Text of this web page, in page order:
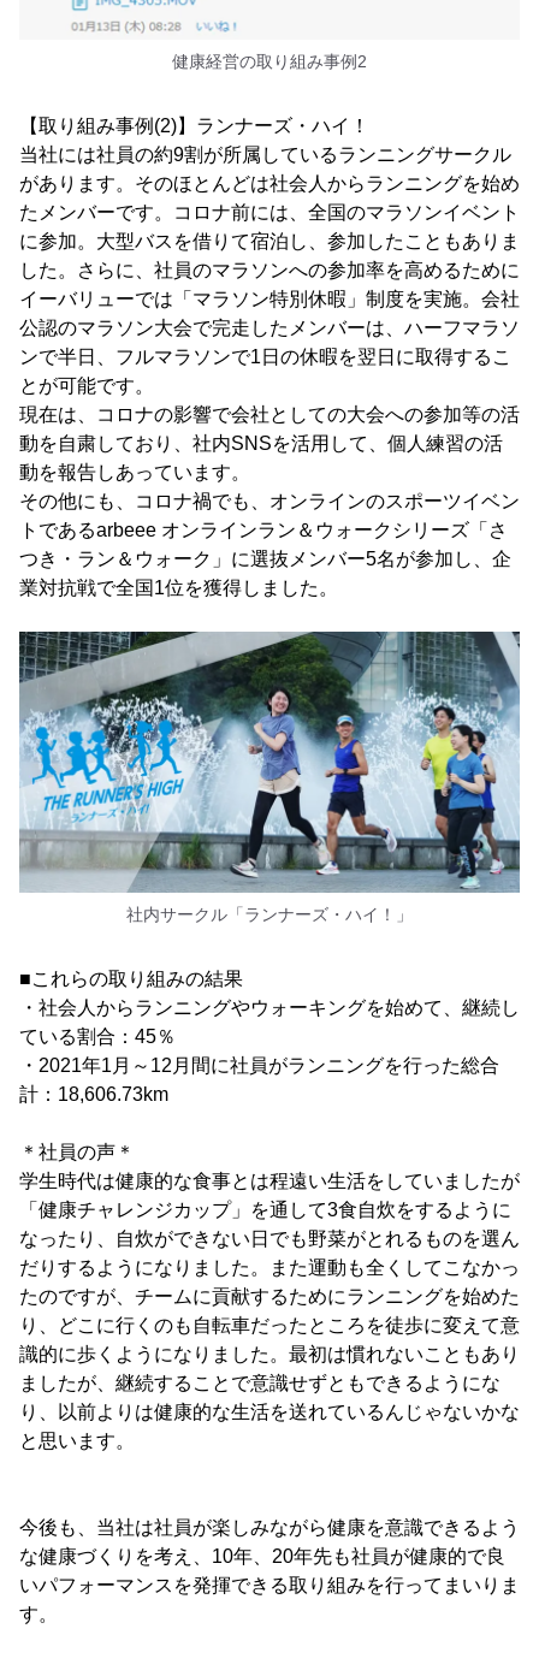
健康経営の取り組み事例2
【取り組み事例(2)】ランナーズ・ハイ！
当社には社員の約9割が所属しているランニングサークル
があります。そのほとんどは社会人からランニングを始め
たメンバーです。コロナ前には、全国のマラソンイベント
に参加。大型バスを借りて宿泊し、参加したこともありま
した。さらに、社員のマラソンへの参加率を高めるために
イーバリューでは「マラソン特別休暇」制度を実施。会社
公認のマラソン大会で完走したメンバーは、ハーフマラソ
ンで半日、フルマラソンで1日の休暇を翌日に取得するこ
とが可能です。
現在は、コロナの影響で会社としての大会への参加等の活
動を自粛しており、社内SNSを活用して、個人練習の活
動を報告しあっています。
その他にも、コロナ禍でも、オンラインのスポーツイベン
トであるarbeee オンラインラン＆ウォークシリーズ「さ
つき・ラン＆ウォーク」に選抜メンバー5名が参加し、企
業対抗戦で全国1位を獲得しました。
社内サークル「ランナーズ・ハイ！」
■これらの取り組みの結果
・社会人からランニングやウォーキングを始めて、継続し
ている割合：45％
・2021年1月～12月間に社員がランニングを行った総合
計：18,606.73km
＊社員の声＊
学生時代は健康的な食事とは程遠い生活をしていましたが
「健康チャレンジカップ」を通して3食自炊をするように
なったり、自炊ができない日でも野菜がとれるものを選ん
だりするようになりました。また運動も全くしてこなかっ
たのですが、チームに貢献するためにランニングを始めた
り、どこに行くのも自転車だったところを徒歩に変えて意
識的に歩くようになりました。最初は慣れないこともあり
ましたが、継続することで意識せずともできるようにな
り、以前よりは健康的な生活を送れているんじゃないかな
と思います。
今後も、当社は社員が楽しみながら健康を意識できるよう
な健康づくりを考え、10年、20年先も社員が健康的で良
いパフォーマンスを発揮できる取り組みを行ってまいりま
す。